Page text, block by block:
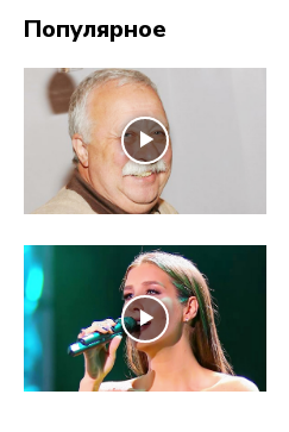
Популярное